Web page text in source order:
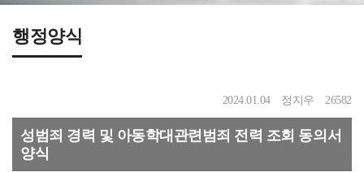
행정양식
2024.01.04 정지우 26582
성범죄 경력 및 아동학대관련범죄 전력 조회 동의서
양식